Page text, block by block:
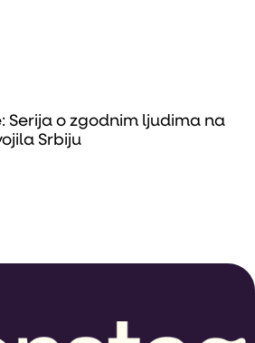
Serija o zgodnim ljudima na
Srbiju